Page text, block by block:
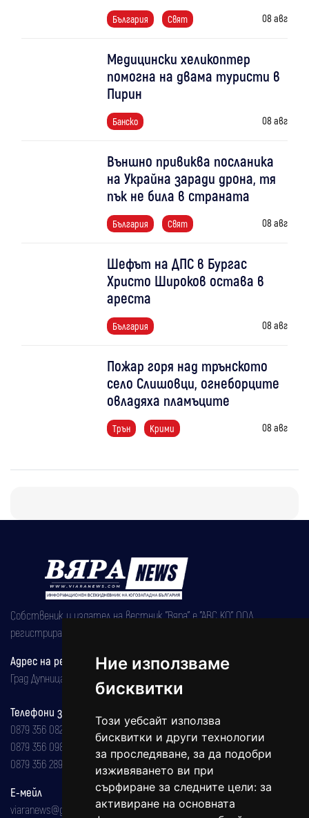
Ние използваме
бисквитки
Този уебсайт използва
бисквитки и други технологии
за проследяване, за да подобри
изживяването ви при
сърфиране за следните цели: за
активиране на основната
България Свят 08 авг
Медицински хеликоптер
помогна на двама туристи в
Пирин
Банско 08 авг
Външно привиква посланика
на Украйна заради дрона, тя
пък не била в страната
България Свят 08 авг
Шефът на ДПС в Бургас
Христо Широков остава в
ареста
България 08 авг
Пожар горя над трънското
село Слишовци, огнеборците
овладяха пламъците
Трън Крими 08 авг
Собственик и издател на вестник "Вяра" е "АВС КО" ООД,
регистрирана на 08.05.2002 година.
Адрес на редакцията
Град Дупница, ул.''Христо Ботев" 43
Телефони за реклама и абонаменти
0879 356 082
0879 356 098
0879 356 289
Е-мейл
viaranews@gmail.com